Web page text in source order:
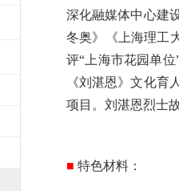
深化融媒体中心建
冬奥》《上海理工
评“上海市花园单
《刘湛恩》文化
项目。刘湛恩烈士
■ 特色材料 ：